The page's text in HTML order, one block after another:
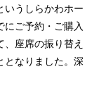
いうしらかわホー
にご予約・ご購入
座席の振り替え
となりました。深